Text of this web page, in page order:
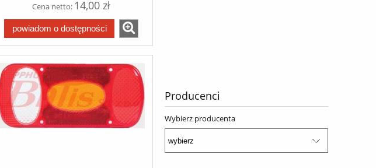
Cena netto: 14,00 zł
powiadom o dostępności
Producenci
Wybierz producenta